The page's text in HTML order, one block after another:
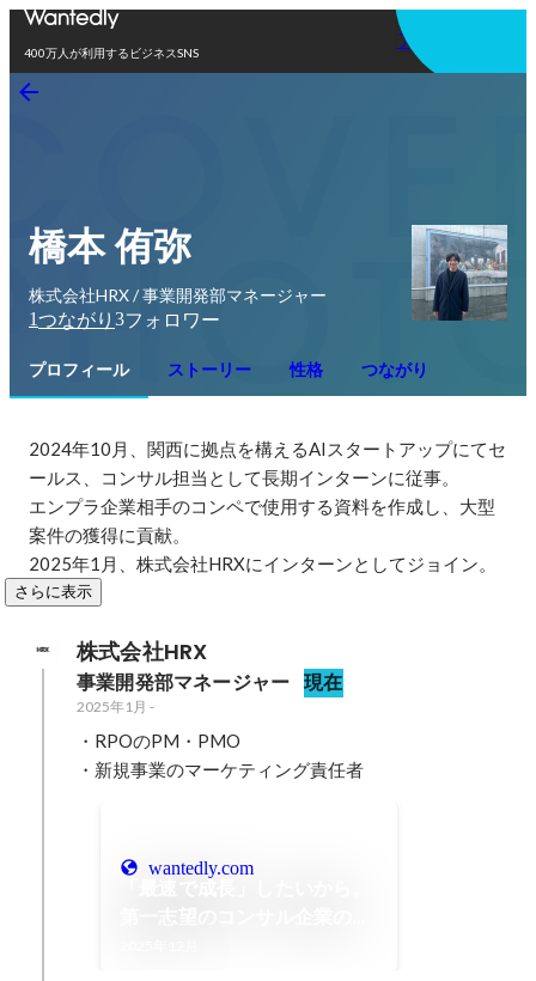
400万人が利用するビジネスSNS
アプリを使う
橋本 侑弥
株式会社HRX / 事業開発部マネージャー
1つながり 3フォロワー
プロフィール ストーリー 性格 つながり
2024年10月、関西に拠点を構えるAIスタートアップにてセ
ールス、コンサル担当として長期インターンに従事。
エンプラ企業相手のコンペで使用する資料を作成し、大型
案件の獲得に貢献。
2025年1月、株式会社HRXにインターンとしてジョイン。
さらに表示
株式会社HRX
事業開発部マネージャー 現在
2025年1月 -
・RPOのPM・PMO
・新規事業のマーケティング責任者
wantedly.com